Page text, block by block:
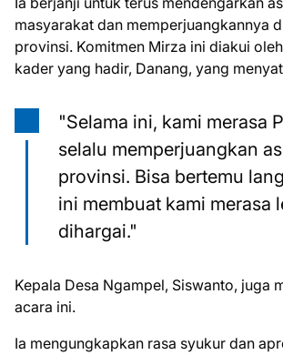
masyarakat dan memperjuangkannya
provinsi. Komitmen Mirza ini diakui
kader yang hadir, Danang, yang
"Selama ini, kami merasa
selalu memperjuangkan
provinsi. Bisa bertemu
ini membuat kami merasa
dihargai."
Kepala Desa Ngampel, Siswanto, juga
acara ini.
Ia mengungkapkan rasa syukur dan